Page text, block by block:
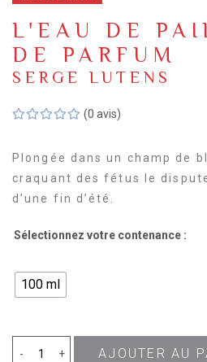
L'EAU DE
DE PARFUM
SERGE LUTENS
(0 avis)
Plongée dans un champ de
craquant des fétus le
d’une fin d’été.
Sélectionnez votre contenance :
100 ml
+
- quantité AJOUTER AU